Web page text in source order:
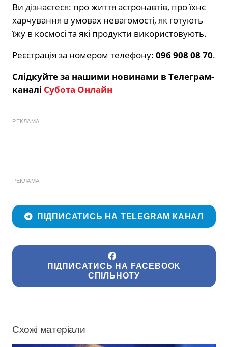
Ви дізнаєтеся: про життя астронавтів, про їхнє
харчування в умовах невагомості, як готують
їжу в космосі та які продукти використовують.
Реєстрація за номером телефону: 096 908 08 70.
Слідкуйте за нашими новинами в Телеграм-
каналі Субота Онлайн
РЕКЛАМА
РЕКЛАМА
ПІДПИСАТИСЬ НА TELEGRAM КАНАЛ
ПІДПИСАТИСЬ НА FACEBOOK
СПІЛЬНОТУ
Схожі матеріали